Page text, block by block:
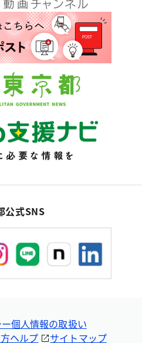
公式SNS
個人情報の取扱い
ヘルプ サイトマップ